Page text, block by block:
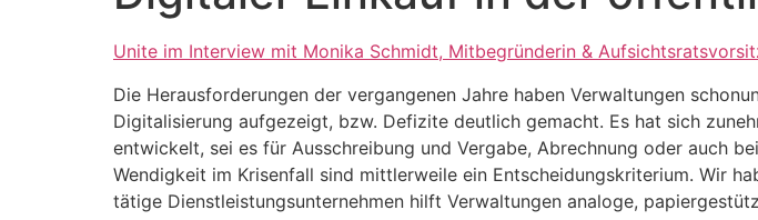
Unite im Interview mit Monika Schmidt, Mitbegründerin &
Die Herausforderungen der vergangenen Jahre haben Verwaltungen
Digitalisierung aufgezeigt, bzw. Defizite deutlich gemacht. Es hat sich
entwickelt, sei es für Ausschreibung und Vergabe, Abrechnung oder auch
Wendigkeit im Krisenfall sind mittlerweile ein Entscheidungskriterium. Wir
tätige Dienstleistungsunternehmen hilft Verwaltungen analoge,